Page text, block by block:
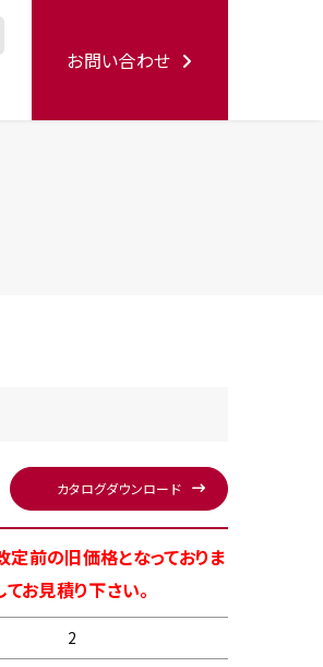
シリーズ
お問い合わせ
カタログダウンロード
前の旧価格となっておりま
お見積り下さい。
2